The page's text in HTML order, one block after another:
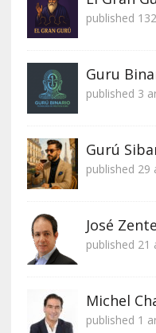
published
Guru
published 3
Gurú
published 29
José
published 21
Michel
published 1